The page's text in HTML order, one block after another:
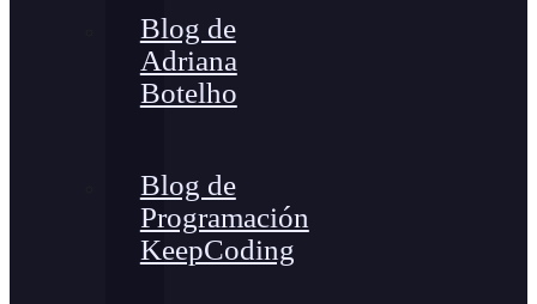
Blog de
Adriana
Botelho
Blog de
Programación
KeepCoding